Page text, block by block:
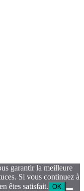
garantir la meilleure
Si vous continuez à
êtes satisfait. OK